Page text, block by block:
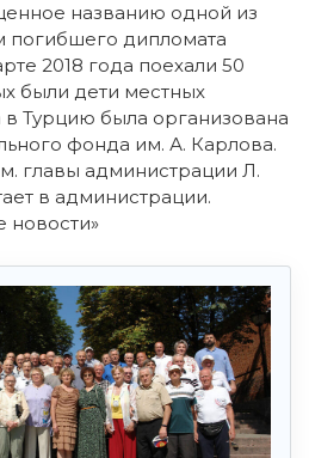
названию одной из
погибшего дипломата
2018 года поехали 50
были дети местных
Турцию была организована
фонда им. А. Карлова.
главы администрации Л.
в администрации.
новости»